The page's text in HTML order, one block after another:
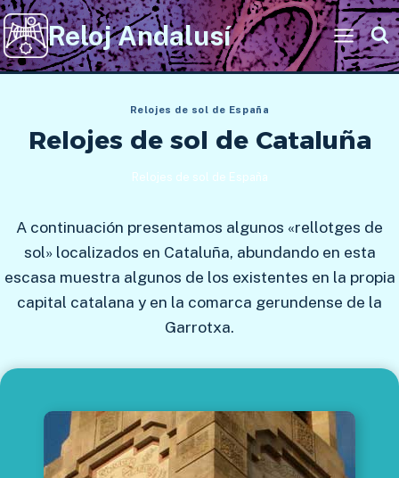
Saltar
al
contenido
Reloj Andalusí
Relojes de sol de España
Relojes de sol de Cataluña
Relojes de sol de España
A continuación presentamos algunos «rellotges de
sol» localizados en Cataluña, abundando en esta
escasa muestra algunos de los existentes en la propia
capital catalana y en la comarca gerundense de la
Garrotxa.